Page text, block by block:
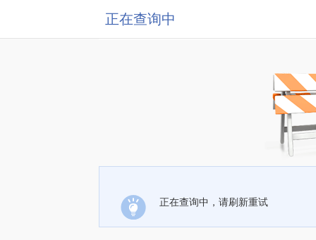
正在查询中
正在查询中，请刷新重试